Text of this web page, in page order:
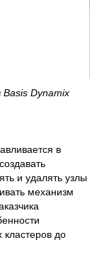
Dynamix
в
и удалять узлы
механизм
до